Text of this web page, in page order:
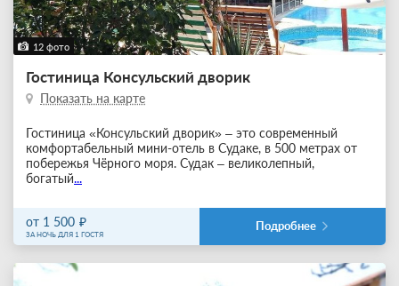
12 фото
Гостиница Консульский дворик
Показать на карте
Гостиница «Консульский дворик» – это современный
комфортабельный мини-отель в Судаке, в 500 метрах от
побережья Чёрного моря. Судак – великолепный,
богатый...
от 1 500
ЗА НОЧЬ ДЛЯ 1 ГОСТЯ
Подробнее